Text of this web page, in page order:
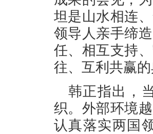
坦是山水相连
领导人亲手缔
任、相互支持
往、互利共赢的
韩正指出，
织。外部环境
认真落实两国